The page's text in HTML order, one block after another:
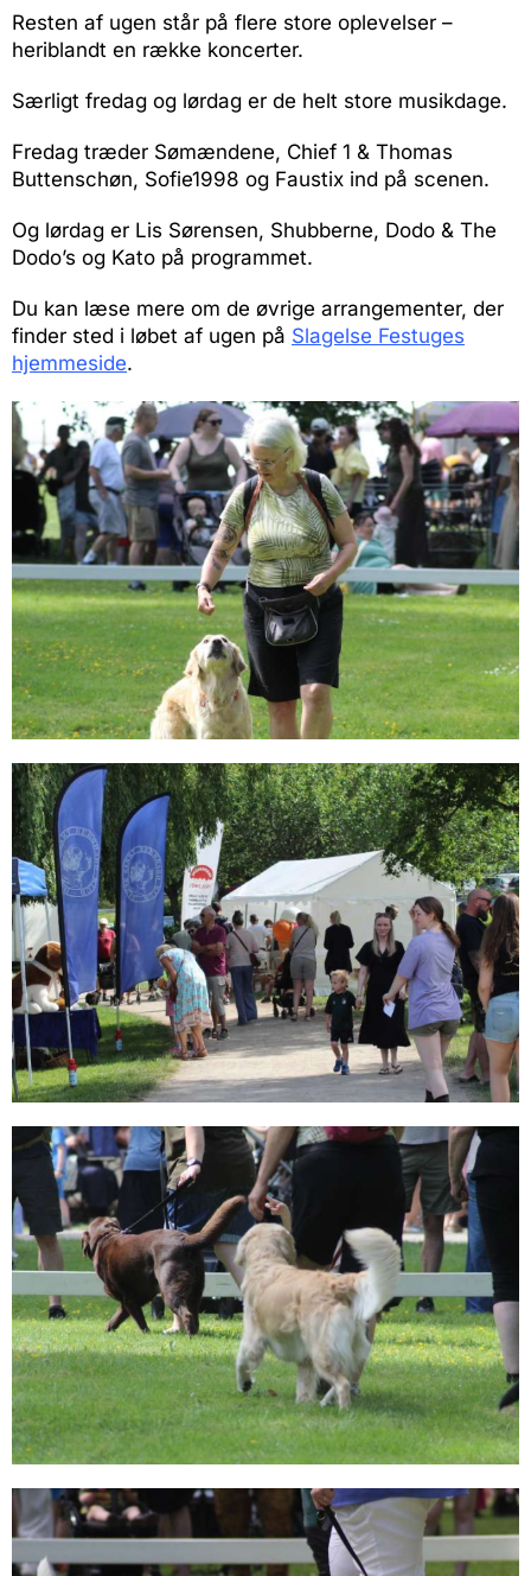
Resten af ugen står på flere store oplevelser –
heriblandt en række koncerter.
Særligt fredag og lørdag er de helt store musikdage.
Fredag træder Sømændene, Chief 1 & Thomas
Buttenschøn, Sofie1998 og Faustix ind på scenen.
Og lørdag er Lis Sørensen, Shubberne, Dodo & The
Dodo’s og Kato på programmet.
Du kan læse mere om de øvrige arrangementer, der
finder sted i løbet af ugen på Slagelse Festuges
hjemmeside.